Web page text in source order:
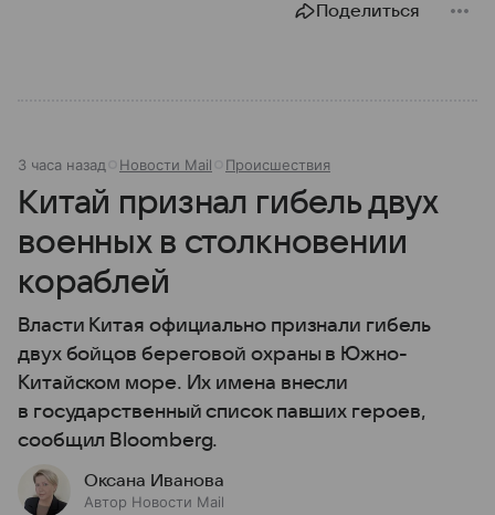
Поделиться
3 часа назад Новости Mail Происшествия
Китай признал гибель двух
военных в столкновении
кораблей
Власти Китая официально признали гибель
двух бойцов береговой охраны в Южно-
Китайском море. Их имена внесли
в государственный список павших героев,
сообщил Bloomberg.
Оксана Иванова
Автор Новости Mail